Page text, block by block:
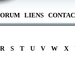
LIENS
R S T U V W X